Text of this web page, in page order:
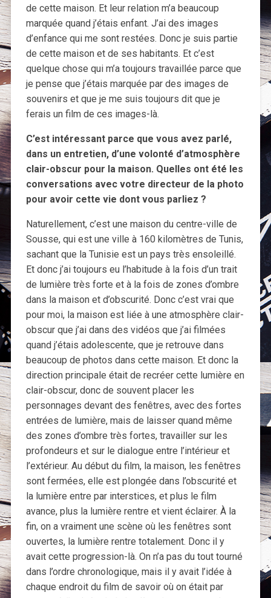
de cette maison. Et leur relation m’a beaucoup
marquée quand j’étais enfant. J’ai des images
d’enfance qui me sont restées. Donc je suis partie
de cette maison et de ses habitants. Et c’est
quelque chose qui m’a toujours travaillée parce que
je pense que j’étais marquée par des images de
souvenirs et que je me suis toujours dit que je
ferais un film de ces images-là.
C’est intéressant parce que vous avez parlé,
dans un entretien, d’une volonté d’atmosphère
clair-obscur pour la maison. Quelles ont été les
conversations avec votre directeur de la photo
pour avoir cette vie dont vous parliez ?
Naturellement, c’est une maison du centre-ville de
Sousse, qui est une ville à 160 kilomètres de Tunis,
sachant que la Tunisie est un pays très ensoleillé.
Et donc j’ai toujours eu l’habitude à la fois d’un trait
de lumière très forte et à la fois de zones d’ombre
dans la maison et d’obscurité. Donc c’est vrai que
pour moi, la maison est liée à une atmosphère clair-
obscur que j’ai dans des vidéos que j’ai filmées
quand j’étais adolescente, que je retrouve dans
beaucoup de photos dans cette maison. Et donc la
direction principale était de recréer cette lumière en
clair-obscur, donc de souvent placer les
personnages devant des fenêtres, avec des fortes
entrées de lumière, mais de laisser quand même
des zones d’ombre très fortes, travailler sur les
profondeurs et sur le dialogue entre l’intérieur et
l’extérieur. Au début du film, la maison, les fenêtres
sont fermées, elle est plongée dans l’obscurité et
la lumière entre par interstices, et plus le film
avance, plus la lumière rentre et vient éclairer. À la
fin, on a vraiment une scène où les fenêtres sont
ouvertes, la lumière rentre totalement. Donc il y
avait cette progression-là. On n’a pas du tout tourné
dans l’ordre chronologique, mais il y avait l’idée à
chaque endroit du film de savoir où on était par